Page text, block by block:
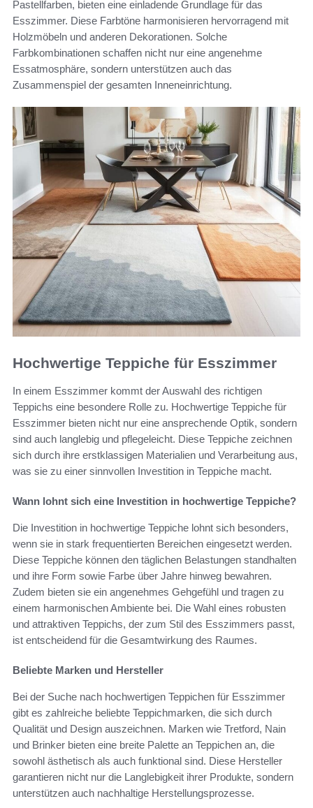
Pastellfarben, bieten eine einladende Grundlage für das
Esszimmer. Diese Farbtöne harmonisieren hervorragend mit
Holzmöbeln und anderen Dekorationen. Solche
Farbkombinationen schaffen nicht nur eine angenehme
Essatmosphäre, sondern unterstützen auch das
Zusammenspiel der gesamten Inneneinrichtung.
Hochwertige Teppiche für Esszimmer
In einem Esszimmer kommt der Auswahl des richtigen
Teppichs eine besondere Rolle zu. Hochwertige Teppiche für
Esszimmer bieten nicht nur eine ansprechende Optik, sondern
sind auch langlebig und pflegeleicht. Diese Teppiche zeichnen
sich durch ihre erstklassigen Materialien und Verarbeitung aus,
was sie zu einer sinnvollen Investition in Teppiche macht.
Wann lohnt sich eine Investition in hochwertige Teppiche?
Die Investition in hochwertige Teppiche lohnt sich besonders,
wenn sie in stark frequentierten Bereichen eingesetzt werden.
Diese Teppiche können den täglichen Belastungen standhalten
und ihre Form sowie Farbe über Jahre hinweg bewahren.
Zudem bieten sie ein angenehmes Gehgefühl und tragen zu
einem harmonischen Ambiente bei. Die Wahl eines robusten
und attraktiven Teppichs, der zum Stil des Esszimmers passt,
ist entscheidend für die Gesamtwirkung des Raumes.
Beliebte Marken und Hersteller
Bei der Suche nach hochwertigen Teppichen für Esszimmer
gibt es zahlreiche beliebte Teppichmarken, die sich durch
Qualität und Design auszeichnen. Marken wie Tretford, Nain
und Brinker bieten eine breite Palette an Teppichen an, die
sowohl ästhetisch als auch funktional sind. Diese Hersteller
garantieren nicht nur die Langlebigkeit ihrer Produkte, sondern
unterstützen auch nachhaltige Herstellungsprozesse.